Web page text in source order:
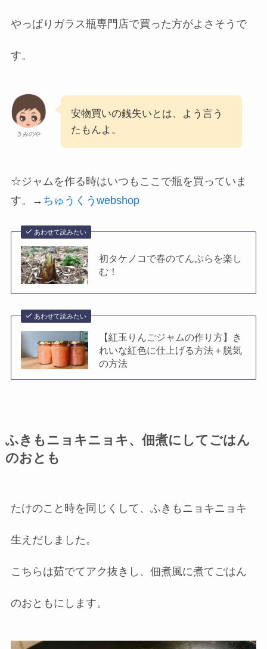
やっぱりガラス瓶専門店で買った方がよさそうで
す。
きみのや
安物買いの銭失いとは、よう言う
たもんよ。
☆ジャムを作る時はいつもここで瓶を買っていま
す。→ ちゅうくうwebshop
あわせて読みたい
初タケノコで春のてんぷらを楽し
む！
あわせて読みたい
【紅玉りんごジャムの作り方】き
れいな紅色に仕上げる方法＋脱気
の方法
ふきもニョキニョキ、佃煮にしてごはん
のおとも
たけのこと時を同じくして、ふきもニョキニョキ
生えだしました。
こちらは茹でてアク抜きし、佃煮風に煮てごはん
のおともにします。